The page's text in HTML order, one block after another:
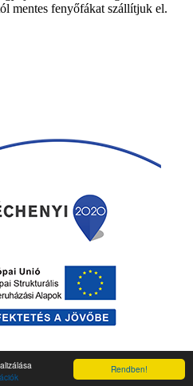
Rendben!
mentes fenyőfákat szállítjuk el.